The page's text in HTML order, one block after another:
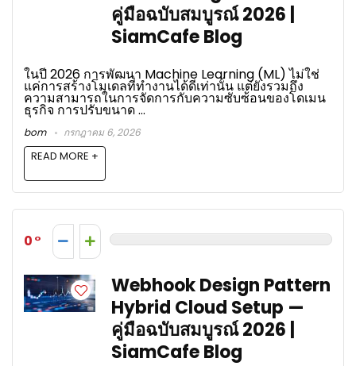
คู่มือฉบับสมบูรณ์ 2026 |
SiamCafe Blog
ในปี 2026 การพัฒนา Machine Learning (ML) ไม่ใช่
แค่การสร้างโมเดลที่ทำงานได้ดีเท่านั้น แต่ยังรวมถึง
ความสามารถในการจัดการกับความซับซ้อนของโดเมน
ธุรกิจ การปรับขนาด ...
bom กรกฎาคม 6, 2026
READ MORE +
0
Webhook Design Pattern
Hybrid Cloud Setup —
คู่มือฉบับสมบูรณ์ 2026 |
SiamCafe Blog